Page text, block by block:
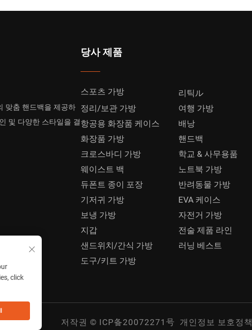
맞춤 핸드백을 제공하
및 다양한 스타일을 결
당사 제품
스포츠 가방
리틱ル
정리/보관 가방
여행 가방
항공용 화장품 케이스
배낭
화장품 가방
핸드백
크로스바디 가방
학교 & 사무용품
웨이스트 백
노트북 가방
듀폰트 종이 포장
반려동물 가방
기저귀 가방
EVA 케이스
보냉 가방
자전거 가방
지갑
전술 제품 라인
샌드위치/간식 가방
러닝 베스트
도구/키트 가방
저작권 © ICP备20072271号 개인정보 보호정책
click